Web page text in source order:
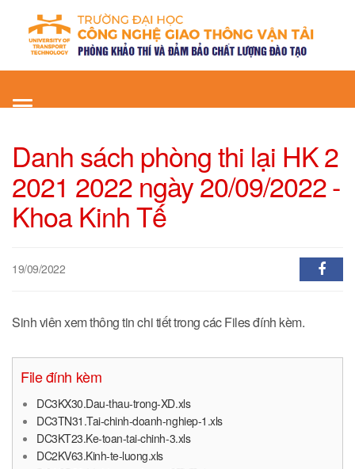
Toggle
Danh sách phòng thi lại HK 2
2021 2022 ngày 20/09/2022 -
Khoa Kinh Tế
19/09/2022
Sinh viên xem thông tin chi tiết trong các Files đính kèm.
File đính kèm
DC3KX30.Dau-thau-trong-XD.xls
DC3TN31.Tai-chinh-doanh-nghiep-1.xls
DC3KT23.Ke-toan-tai-chinh-3.xls
DC2KV63.Kinh-te-luong.xls